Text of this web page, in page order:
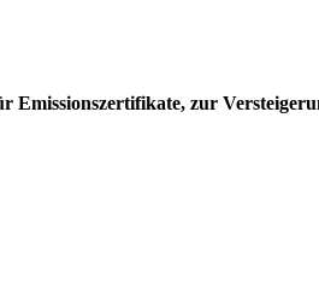
Emissionszertifikate, zur